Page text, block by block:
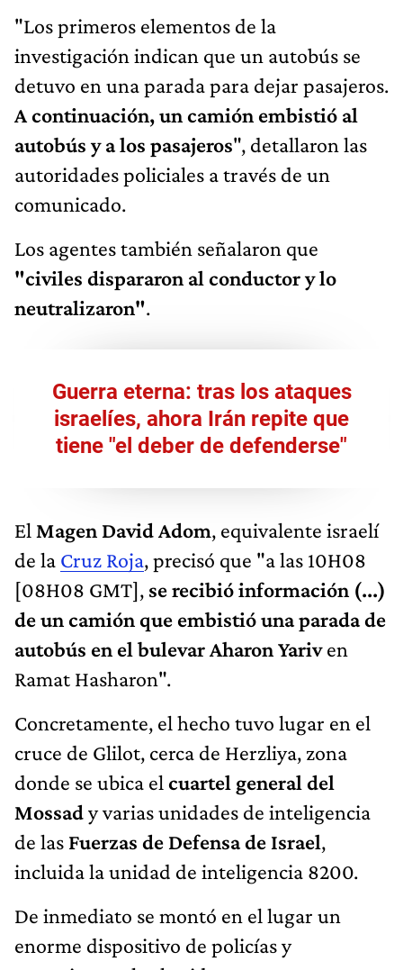
"Los primeros elementos de la
investigación indican que un autobús se
detuvo en una parada para dejar pasajeros.
A continuación, un camión embistió al
autobús y a los pasajeros", detallaron las
autoridades policiales a través de un
comunicado.
Los agentes también señalaron que
"civiles dispararon al conductor y lo
neutralizaron".
Guerra eterna: tras los ataques
israelíes, ahora Irán repite que
tiene "el deber de defenderse"
El Magen David Adom, equivalente israelí
de la Cruz Roja, precisó que "a las 10H08
[08H08 GMT], se recibió información (...)
de un camión que embistió una parada de
autobús en el bulevar Aharon Yariven
Ramat Hasharon".
Concretamente, el hecho tuvo lugar en el
cruce de Glilot, cerca de Herzliya, zona
donde se ubica el cuartel general del
Mossady varias unidades de inteligencia
de las Fuerzas de Defensa de Israel,
incluida la unidad de inteligencia 8200.
De inmediato se montó en el lugar un
enorme dispositivo de policías y